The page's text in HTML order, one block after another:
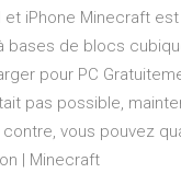
et iPhone Minecraft
de blocs
pour PC
pas possible,
vous pouvez
| Minecraft